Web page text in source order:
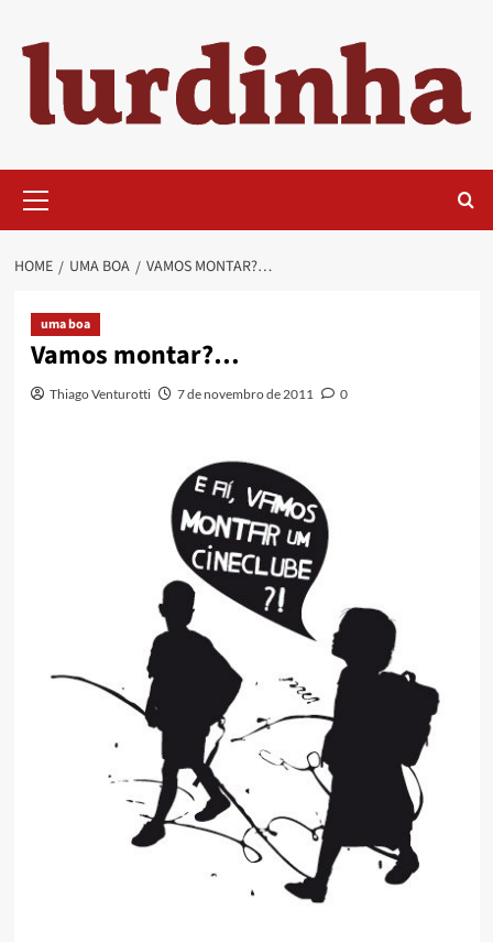
content
Menu
HOME UMA BOA VAMOS MONTAR?…
uma boa
Vamos montar?…
Thiago Venturotti 7 de novembro de 2011 0